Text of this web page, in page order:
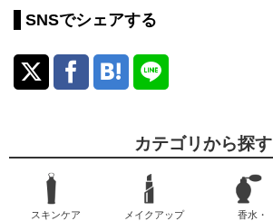
SNSでシェアする
カテゴリから探す
スキンケア メイクアップ
香水・